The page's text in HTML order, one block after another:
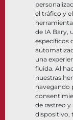
el tráfico y
de IA Bary,
específicos
una
fluida. Al
nuestras
navegando
de rastreo y
dispositivo,
Nosotros
Ubicaciones
Asociación
Sostenibilidad
Portal del
Síganos